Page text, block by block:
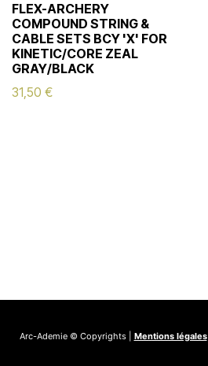
FLEX-ARCHERY
COMPOUND STRING &
CABLE SETS BCY 'X' FOR
KINETIC/CORE ZEAL
GRAY/BLACK
31,50 €
Arc-Ademie © Copyrights | Mentions légales